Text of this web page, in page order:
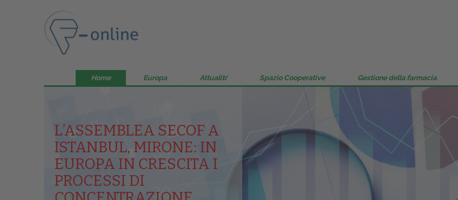
Home Europa Attualitŕ Spazio Cooperative Gestione della farmacia
L’ASSEMBLEA SECOF A
ISTANBUL, MIRONE: IN
EUROPA IN CRESCITA I
PROCESSI DI